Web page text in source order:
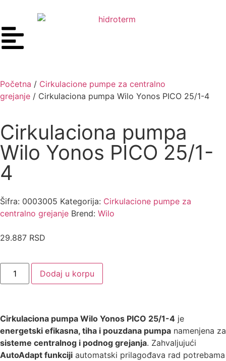
Početna / Cirkulacione pumpe za centralno
grejanje / Cirkulaciona pumpa Wilo Yonos PICO 25/1-4
Cirkulaciona pumpa
Wilo Yonos PICO 25/1-
4
Šifra: 0003005 Kategorija: Cirkulacione pumpe za
centralno grejanje Brend: Wilo
29.887 RSD
Dodaj u korpu
Cirkulaciona pumpa Wilo Yonos PICO 25/1-4 je
energetski efikasna, tiha i pouzdana pumpa namenjena za
sisteme centralnog i podnog grejanja. Zahvaljujući
AutoAdapt funkciji automatski prilagođava rad potrebama